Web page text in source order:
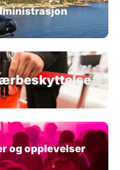
og opplevelser